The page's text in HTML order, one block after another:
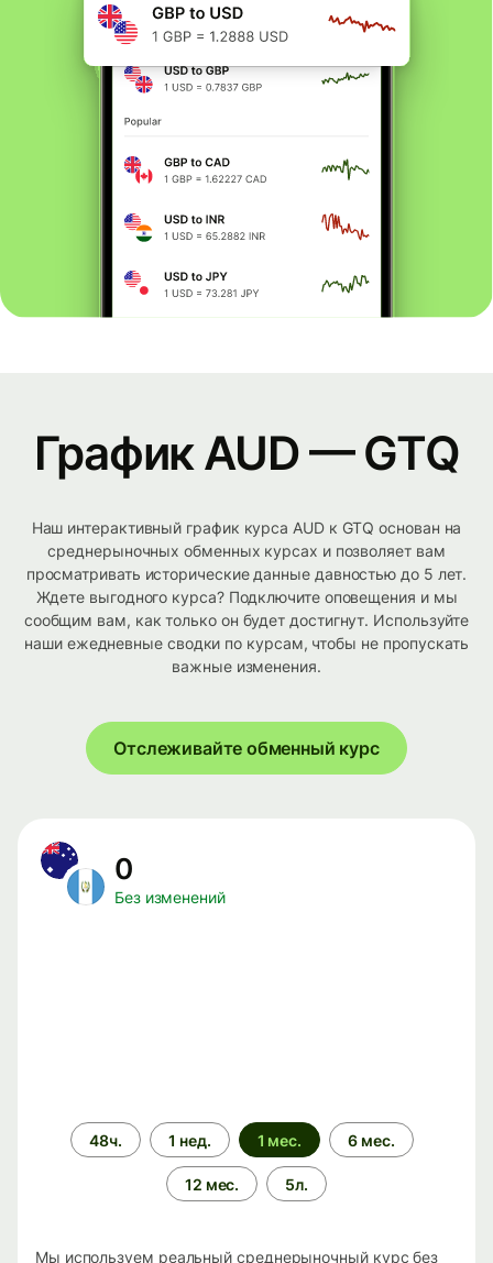
График AUD — GTQ
Наш интерактивный график курса AUD к GTQ основан на
среднерыночных обменных курсах и позволяет вам
просматривать исторические данные давностью до 5 лет.
Ждете выгодного курса? Подключите оповещения и мы
сообщим вам, как только он будет достигнут. Используйте
наши ежедневные сводки по курсам, чтобы не пропускать
важные изменения.
Отслеживайте обменный курс
0
Без изменений
Период
времени
48ч. 1 нед. 1 мес. 6 мес.
12 мес. 5л.
Мы используем реальный среднерыночный курс без